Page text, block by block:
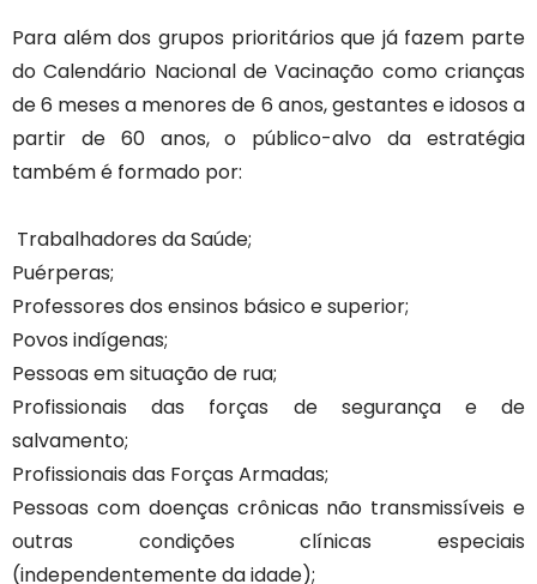
Para além dos grupos prioritários que já fazem parte
do Calendário Nacional de Vacinação como crianças
de 6 meses a menores de 6 anos, gestantes e idosos a
partir de 60 anos, o público-alvo da estratégia
também é formado por:
Trabalhadores da Saúde;
Puérperas;
Professores dos ensinos básico e superior;
Povos indígenas;
Pessoas em situação de rua;
Profissionais das forças de segurança e de
salvamento;
Profissionais das Forças Armadas;
Pessoas com doenças crônicas não transmissíveis e
outras condições clínicas especiais
(independentemente da idade);